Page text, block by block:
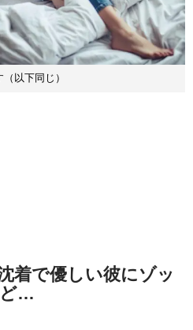
以下同じ）
着で優しい彼にゾッ
ど…